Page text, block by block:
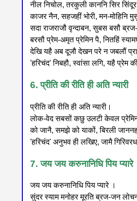
नील निचोल, तरकुली काननि सिर
काजर नैन, सहजहीं भोरी, मन-मोहिनि
सदा राजराजौ वृन्दाबन, सुबस बसौ
बरसौ प्रेम-अमृत प्रेमिन पै, नितहिं
देखि यहै अब दूजौ देखन परे न जबलौं
'हरिचंद' निबहौ, स्वांसा लगि, यहै प्रेम
6. प्रीति की रीति ही अति न्यारी
प्रीति की रीति ही अति न्यारी।
लोक-वेद सबसों कछु उलटी केवल प्रेमिन
को जानै, समझे को याकों, बिरली
'हरिचंद' अनुभव ही लखिए, जामै
7. जय जय करुनानिधि पिय प्यारे
जय जय करुनानिधि पिय प्यारे ।
सुंदर स्याम मनोहर मूरति ब्रज-जन